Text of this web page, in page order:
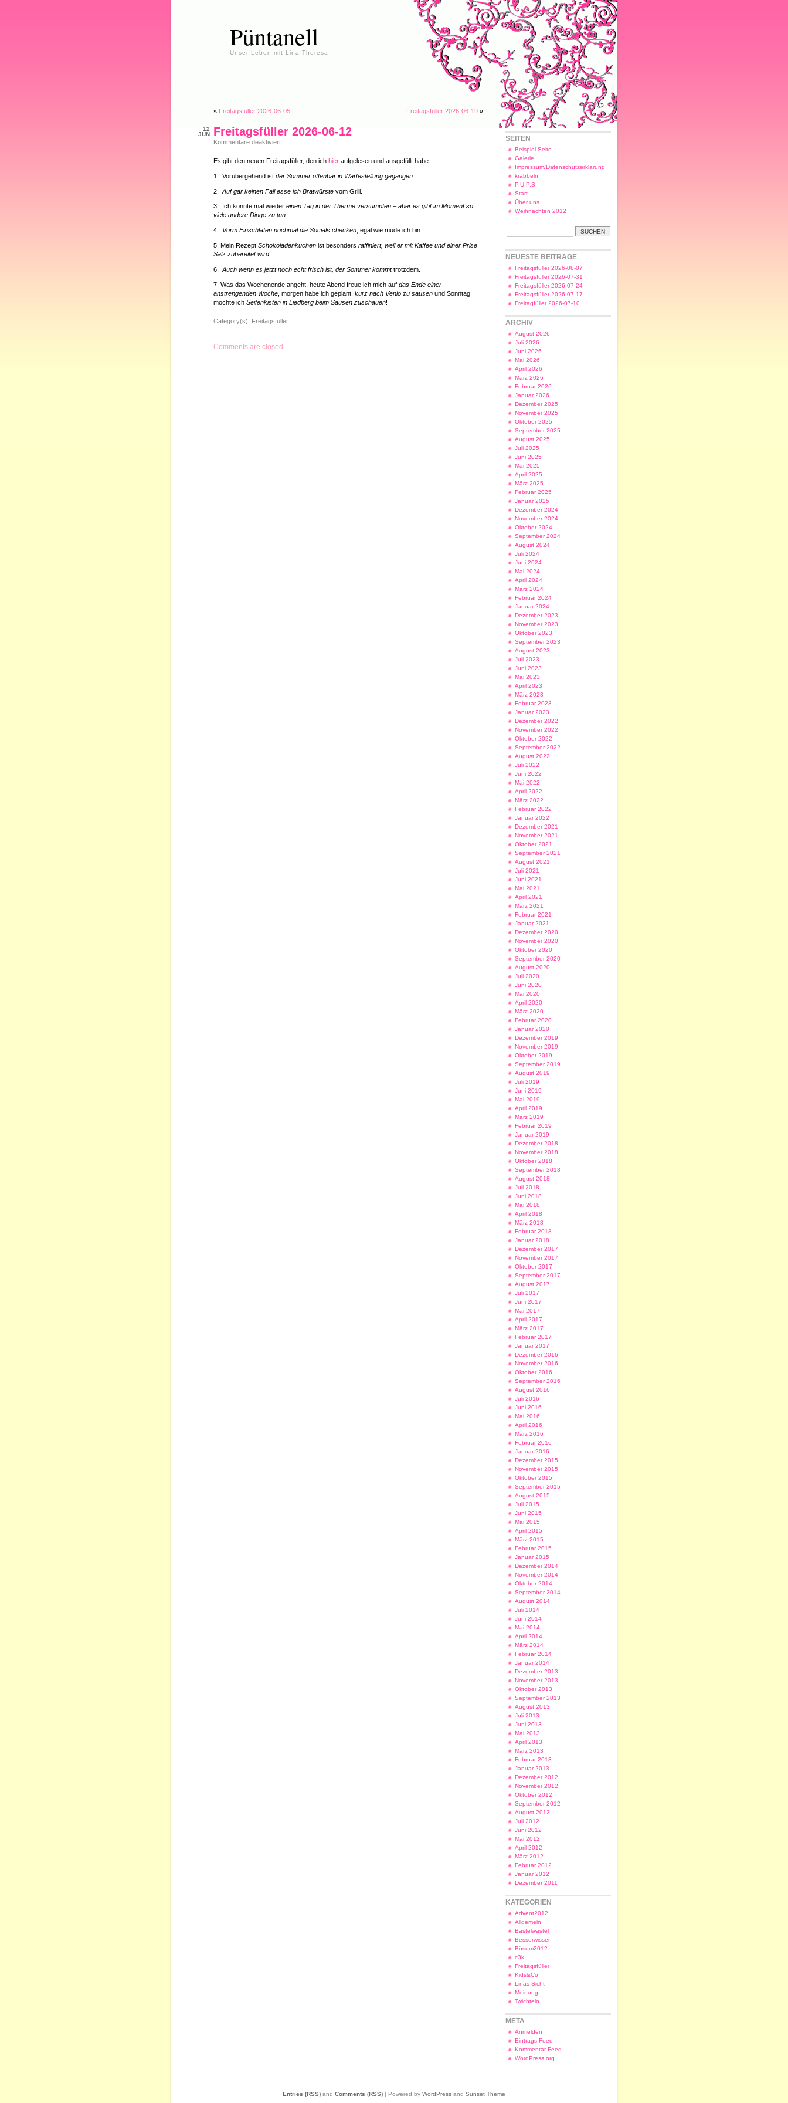
Püntanell
Unser Leben mit Lina-Theresa
« Freitagsfüller 2026-06-05 Freitagsfüller 2026-06-19 »
12
JUN
Freitagsfüller 2026-06-12
Kommentare deaktiviertfür
06-
Es gibt den neuen Freitagsfüller, den ich hier aufgelesen und ausgefüllt habe.
1. Vorübergehend ist der Sommer offenbar in Wartestellung gegangen
2. Auf gar keinen Fall esse ich Bratwürste vom Grill.
3. Ich könnte mal wieder einen Tag in der Therme versumpfen – aber es gibt im Moment so
viele andere Dinge zu tun
4. Vorm Einschlafen nochmal die Socials checken , egal wie müde ich bin.
5. Mein Rezept Schokoladenkuchen ist besonders raffiniert, weil er mit Kaffee und einer Prise
Salz zubereitet wird.
6. Auch wenn es jetzt noch echt frisch ist, der Sommer kommttrotzdem.
7. Was das Wochenende angeht, heute Abend freue ich mich auf das Ende einer
anstrengenden Woche , morgen habe ich geplant, kurz nach Venlo zu sausen und Sonntag
möchte ich Seifenkisten in Liedberg beim Sausen zuschauen!
Category(s): Freitagsfüller
Comments are closed.
SEITEN
Beispiel-Seite
Galerie
Impressum/Datenschutzerklärung
krabbeln
P.U.P.S.
Start
Über uns
Weihnachten 2012
NEUESTE BEITRÄGE
Freitagsfüller 2026-08-07
Freitagsfüller 2026-07-31
Freitagsfüller 2026-07-24
Freitagsfüller 2026-07-17
Freitagfüller 2026-07-10
ARCHIV
August 2026
Juli 2026
Juni 2026
Mai 2026
April 2026
März 2026
Februar 2026
Januar 2026
Dezember 2025
November 2025
Oktober 2025
September 2025
August 2025
Juli 2025
Juni 2025
Mai 2025
April 2025
März 2025
Februar 2025
Januar 2025
Dezember 2024
November 2024
Oktober 2024
September 2024
August 2024
Juli 2024
Juni 2024
Mai 2024
April 2024
März 2024
Februar 2024
Januar 2024
Dezember 2023
November 2023
Oktober 2023
September 2023
August 2023
Juli 2023
Juni 2023
Mai 2023
April 2023
März 2023
Februar 2023
Januar 2023
Dezember 2022
November 2022
Oktober 2022
September 2022
August 2022
Juli 2022
Juni 2022
Mai 2022
April 2022
März 2022
Februar 2022
Januar 2022
Dezember 2021
November 2021
Oktober 2021
September 2021
August 2021
Juli 2021
Juni 2021
Mai 2021
April 2021
März 2021
Februar 2021
Januar 2021
Dezember 2020
November 2020
Oktober 2020
September 2020
August 2020
Juli 2020
Juni 2020
Mai 2020
April 2020
März 2020
Februar 2020
Januar 2020
Dezember 2019
November 2019
Oktober 2019
September 2019
August 2019
Juli 2019
Juni 2019
Mai 2019
April 2019
März 2019
Februar 2019
Januar 2019
Dezember 2018
November 2018
Oktober 2018
September 2018
August 2018
Juli 2018
Juni 2018
Mai 2018
April 2018
März 2018
Februar 2018
Januar 2018
Dezember 2017
November 2017
Oktober 2017
September 2017
August 2017
Juli 2017
Juni 2017
Mai 2017
April 2017
März 2017
Februar 2017
Januar 2017
Dezember 2016
November 2016
Oktober 2016
September 2016
August 2016
Juli 2016
Juni 2016
Mai 2016
April 2016
März 2016
Februar 2016
Januar 2016
Dezember 2015
November 2015
Oktober 2015
September 2015
August 2015
Juli 2015
Juni 2015
Mai 2015
April 2015
März 2015
Februar 2015
Januar 2015
Dezember 2014
November 2014
Oktober 2014
September 2014
August 2014
Juli 2014
Juni 2014
Mai 2014
April 2014
März 2014
Februar 2014
Januar 2014
Dezember 2013
November 2013
Oktober 2013
September 2013
August 2013
Juli 2013
Juni 2013
Mai 2013
April 2013
März 2013
Februar 2013
Januar 2013
Dezember 2012
November 2012
Oktober 2012
September 2012
August 2012
Juli 2012
Juni 2012
Mai 2012
April 2012
März 2012
Februar 2012
Januar 2012
Dezember 2011
KATEGORIEN
Advent2012
Allgemein
Bastelwastel
Besserwisser
Büsum2012
c3k
Freitagsfüller
Kids&Co
Linas Sicht
Meinung
Twichteln
META
Anmelden
Eintrags-Feed
Kommentar-Feed
WordPress.org
Entries (RSS) and Comments (RSS) | Powered by WordPress and Sunset Theme